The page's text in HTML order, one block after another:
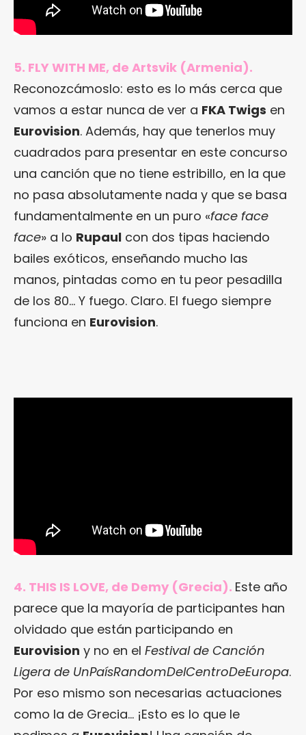
5. FLY WITH ME, de Artsvik (Armenia).
Reconozcámoslo: esto es lo más cerca que
vamos a estar nunca de ver a FKA Twigs en
Eurovision. Además, hay que tenerlos muy
cuadrados para presentar en este concurso
una canción que no tiene estribillo, en la que
no pasa absolutamente nada y que se basa
fundamentalmente en un puro «face face
face» a lo Rupaul con dos tipas haciendo
bailes exóticos, enseñando mucho las
manos, pintadas como en tu peor pesadilla
de los 80… Y fuego. Claro. El fuego siempre
funciona en Eurovision.
4. THIS IS LOVE, de Demy (Grecia). Este año
parece que la mayoría de participantes han
olvidado que están participando en
Eurovision y no en el Festival de Canción
Ligera de UnPaísRandomDelCentroDeEuropa.
Por eso mismo son necesarias actuaciones
como la de Grecia… ¡Esto es lo que le